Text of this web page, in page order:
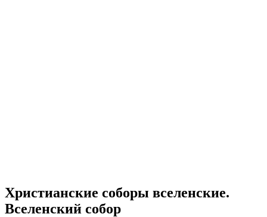
Христианские соборы вселенские.
Вселенский собор